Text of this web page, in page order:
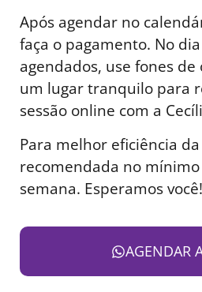
Após agendar no
faça o pagamento. No
agendados, use fones de
um lugar tranquilo para
sessão online com a
Para melhor eficiência
recomendada no
semana. Esperamos você!
AGENDAR